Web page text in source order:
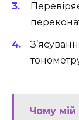
Чому мій